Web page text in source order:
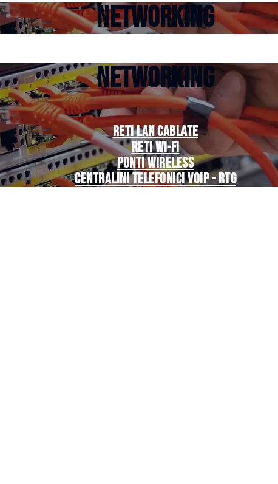
NETWORKING
NETWORKING
Reti Lan cablate
Reti Wi-Fi
Ponti Wireless
Centralini telefonici VoIP - RTG